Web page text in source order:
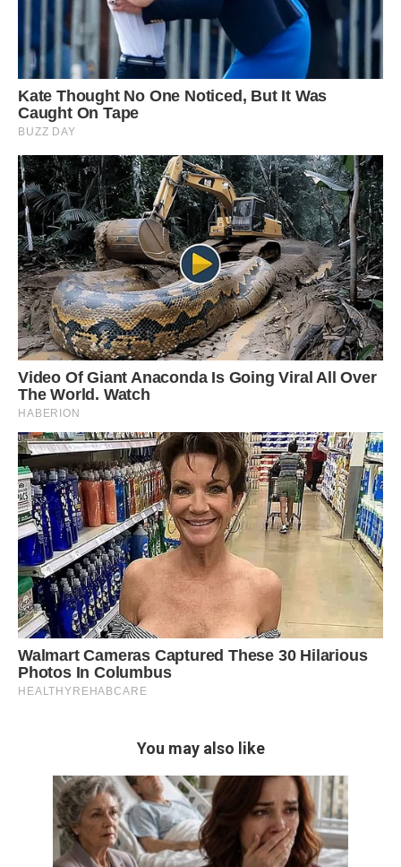
You may also like